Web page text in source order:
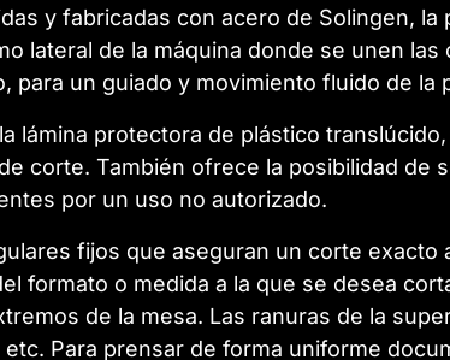
y fabricadas con acero de Solingen, la
lateral de la máquina donde se unen
para un guiado y movimiento fluido de la
lámina protectora de plástico
corte. También ofrece la posibilidad de
por un uso no autorizado.
fijos que aseguran un corte exacto
formato o medida a la que se desea
de la mesa. Las ranuras de la
Para prensar de forma uniforme